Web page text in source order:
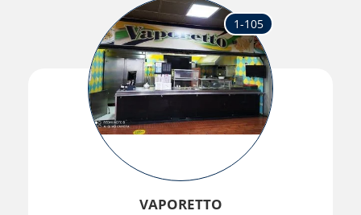
1-105
VAPORETTO